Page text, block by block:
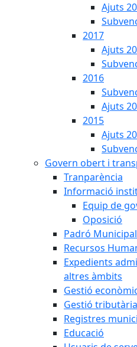
Ajuts
2017
Ajuts
2016
Ajuts
2015
Ajuts
Govern obert i
Tranparència
Informació
Equip de
Oposició
Padró
Recursos
Expedients
altres àmbits
Gestió
Gestió tributària
Registres
Educació